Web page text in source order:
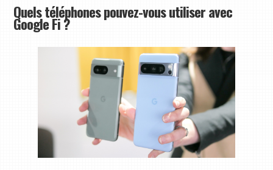
Quels téléphones pouvez-vous utiliser avec
Google Fi ?